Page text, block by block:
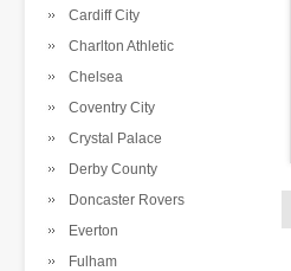
Cardiff City
Charlton Athletic
Chelsea
Coventry City
Crystal Palace
Derby County
Doncaster Rovers
Everton
Fulham